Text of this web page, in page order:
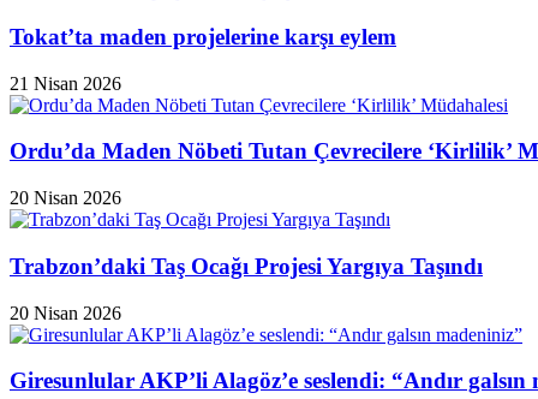
Tokat’ta maden projelerine karşı eylem
21 Nisan 2026
Ordu’da Maden Nöbeti Tutan Çevrecilere ‘Kirlilik’
20 Nisan 2026
Trabzon’daki Taş Ocağı Projesi Yargıya Taşındı
20 Nisan 2026
Giresunlular AKP’li Alagöz’e seslendi: “Andır galsın